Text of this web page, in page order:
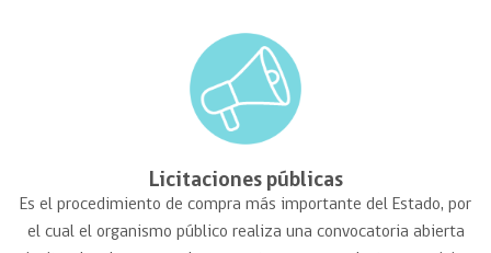
Licitaciones públicas
Es el procedimiento de compra más importante del Estado, por
el cual el organismo público realiza una convocatoria abierta